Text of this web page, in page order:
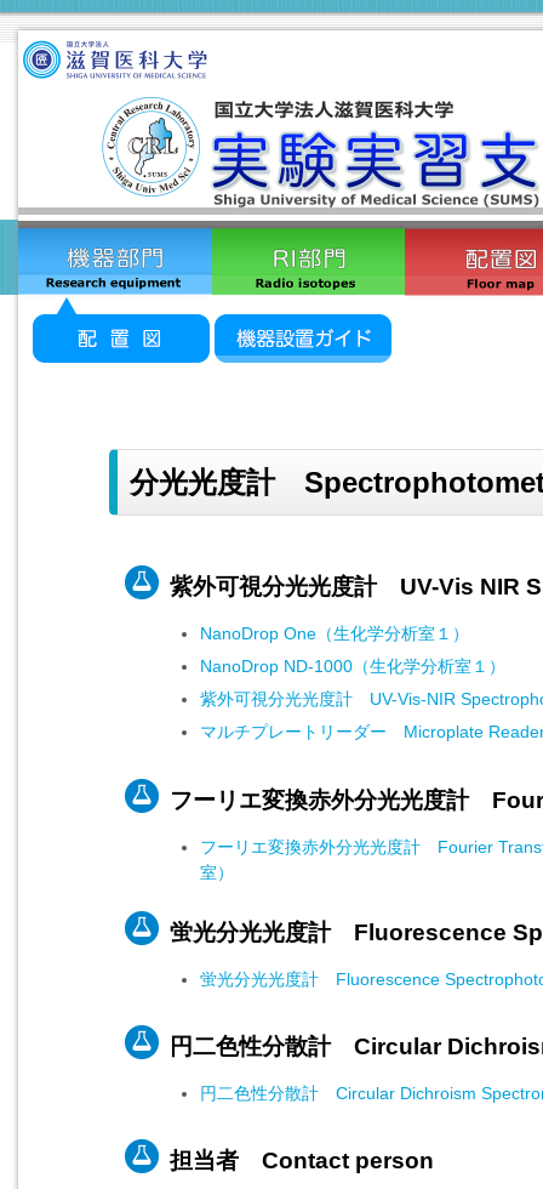
分光光度計
紫外可視分光光度計 UV-Vis NIR
NanoDrop One（生化学分析室１）
NanoDrop ND-1000（生化学分析室１）
紫外可視分光光度計 UV-Vis-NIR
マルチプレートリーダー Microplate
フーリエ変換赤外分光光度計
フーリエ変換赤外分光光度計 Fourier
室）
蛍光分光光度計 Fluorescence
蛍光分光光度計 Fluorescence
円二色性分散計 Circular
円二色性分散計 Circular Dichroism
担当者 Contact person